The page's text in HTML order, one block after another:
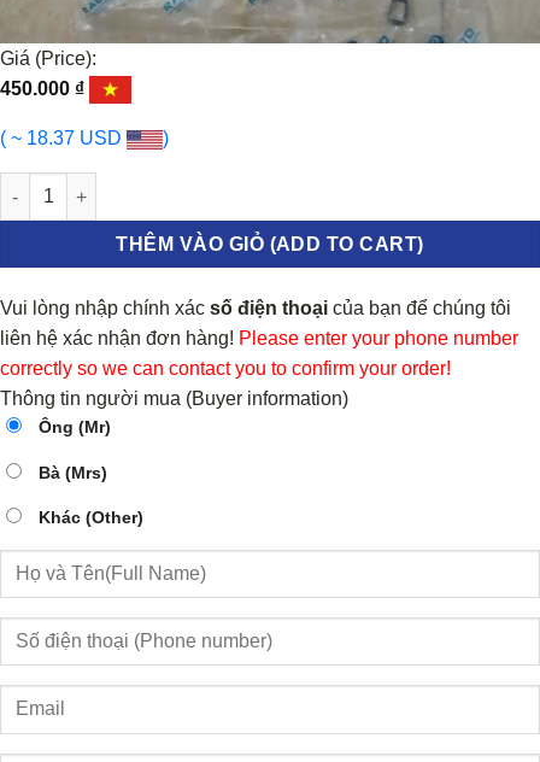
Giá (Price):
450.000 ₫
( ~ 18.37 USD )
DÂY THẮNG TAY CHEVROLET CAPTIVA 2006-2012 | 96879437 số
THÊM VÀO GIỎ (ADD TO CART)
Vui lòng nhập chính xác số điện thoại của bạn để chúng tôi
liên hệ xác nhận đơn hàng! Please enter your phone number
correctly so we can contact you to confirm your order!
Thông tin người mua (Buyer information)
Ông (Mr)
Bà (Mrs)
Khác (Other)